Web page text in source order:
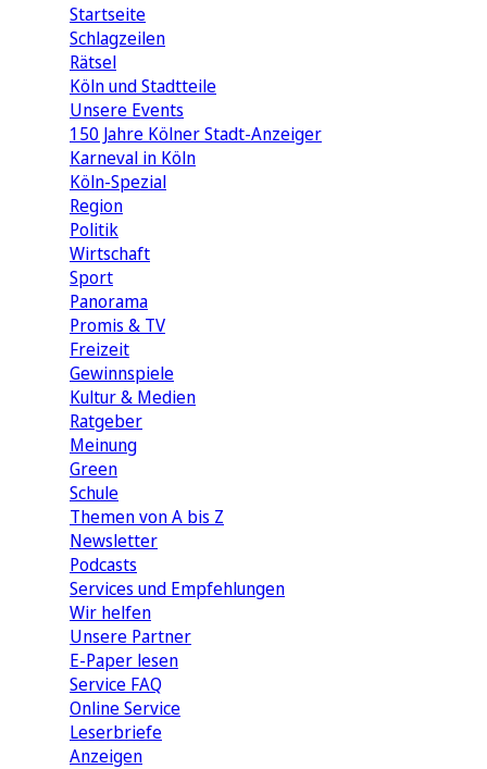
Startseite
Schlagzeilen
Rätsel
Köln und Stadtteile
Unsere Events
150 Jahre Kölner Stadt-Anzeiger
Karneval in Köln
Köln-Spezial
Region
Politik
Wirtschaft
Sport
Panorama
Promis & TV
Freizeit
Gewinnspiele
Kultur & Medien
Ratgeber
Meinung
Green
Schule
Themen von A bis Z
Newsletter
Podcasts
Services und Empfehlungen
Wir helfen
Unsere Partner
E-Paper lesen
Service FAQ
Online Service
Leserbriefe
Anzeigen